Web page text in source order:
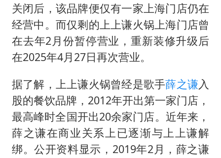
关闭后，该品牌便仅有一家上海门店仍在
经营中。而仅剩的上上谦火锅上海门店曾
在去年2月份暂停营业，重新装修升级后
在2025年4月27日再次营业。
据了解，上上谦火锅曾经是歌手薛之谦入
股的餐饮品牌，2012年开出第一家门店，
最高峰时全国开出20余家门店。近年来，
薛之谦在商业关系上已逐渐与上上谦解
绑。公开资料显示，2019年2月，薛之谦